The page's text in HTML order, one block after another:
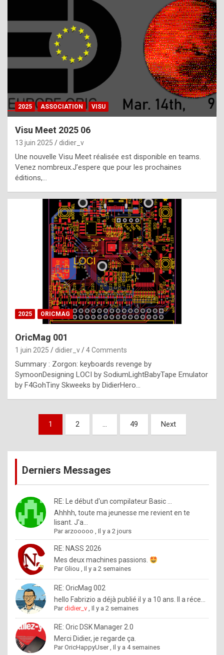
h
a
t
t
e
b
e
s
t
p
h
o
n
y
l
e
x
a
%
m
a
d
b
y
o
l
e
x
2025 ASSOCIATION VISU
Visu Meet 2025 06
13 juin 2025 didier_v
Une nouvelle Visu Meet réalisée est disponible en teams.
Venez nombreux.J’espere que pour les prochaines
éditions,…
2025 ORICMAG
OricMag 001
1 juin 2025 didier_v 4 Comments
Summary : Zorgon: keyboards revenge by
SymoonDesigning LOCI by SodiumLightBabyTape Emulator
by F4GohTiny Skweeks by DidierHero…
Pagination
publications
1 2 … 49 Next
Derniers Messages
RE: Le début d'un compilateur Basic ...
Ahhhh, toute ma jeunesse me revient en te
lisant. J'a...
Par arzooooo ,Il y a 2 jours
RE: NASS 2026
Mes deux machines passions.
ParGliou ,Il y a 2 semaines
RE: OricMag 002
hello Fabrizio a déjà publié il y a 10 ans. Il a réce...
Pardidier_v ,Il y a 2 semaines
RE: Oric DSK Manager 2.0
Merci Didier, je regarde ça.
ParOricHappyUser,Il y a 4 semaines